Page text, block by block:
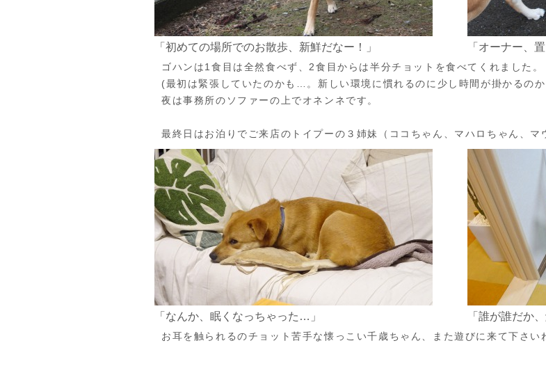
「初めての場所でのお散歩、新鮮だなー！」 「オーナー、
ゴハンは1食目は全然食べず、2食目からは半分チョットを食べてくれました。
(最初は緊張していたのかも…。新しい環境に慣れるのに少し時間が掛かるの
夜は事務所のソファーの上でオネンネです。
最終日はお泊りでご来店のトイプーの３姉妹（ココちゃん、マハロちゃん、マ
「なんか、眠くなっちゃった…」 「誰が誰だか
お耳を触られるのチョット苦手な懐っこい千歳ちゃん、また遊びに来て下さい